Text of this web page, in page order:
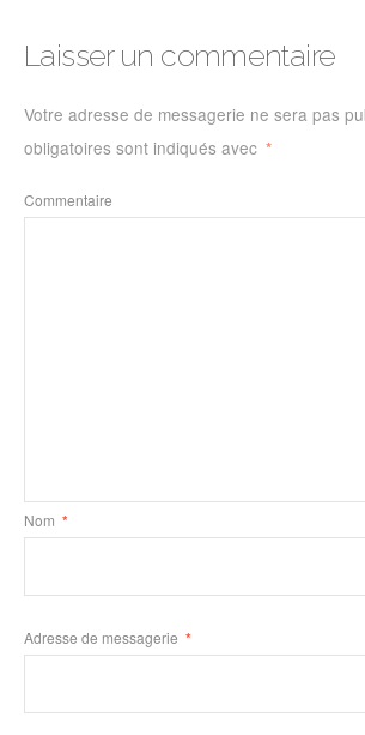
Laisser un commentaire
Votre adresse de messagerie ne sera pas
obligatoires sont indiqués avec *
Commentaire
Nom *
Adresse de messagerie *